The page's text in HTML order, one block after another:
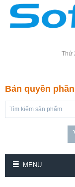
Thứ
Bản quyền
MENU